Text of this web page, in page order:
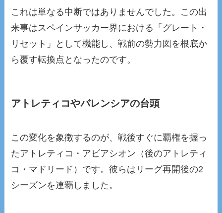
これは単なる中断ではありませんでした。この出
来事はスペインサッカー界における「グレート・
リセット」として機能し、戦前の勢力図を根底か
ら覆す転換点となったのです。
アトレティコやバレンシアの台頭
この変化を象徴するのが、戦後すぐに覇権を握っ
たアトレティコ・アビアシオン（後のアトレティ
コ・マドリード）です。彼らはリーグ再開後の2
シーズンを連覇しました。